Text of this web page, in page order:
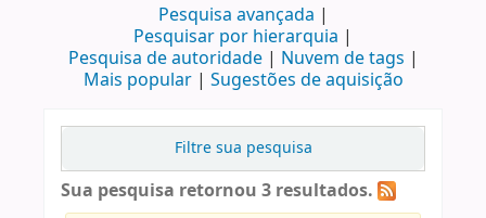
Pesquisa avançada
Pesquisar por hierarquia
Pesquisa de autoridade
Nuvem de tags
Mais popular
Sugestões de aquisição
Filtre sua pesquisa
Sua pesquisa retornou 3 resultados.